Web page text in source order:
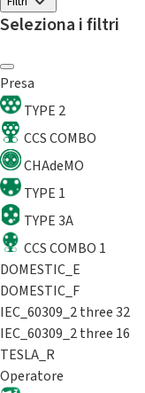
Seleziona i filtri
Presa
TYPE 2
CCS COMBO
CHAdeMO
TYPE 1
TYPE 3A
CCS COMBO 1
DOMESTIC_E
DOMESTIC_F
IEC_60309_2 three 32
IEC_60309_2 three 16
TESLA_R
Operatore